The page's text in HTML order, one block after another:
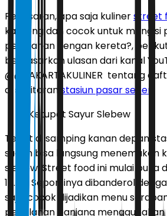
Penasaran, apa saja kulinerstreet
kantong dan cocok untuk mengisi
perjalanan dengan kereta?,
berdasarkan ulasan dari kanal
@@JAKARTAKULINER tentang
di sekitaran stasiun pasar senen
Ketupat Sayur Slebew
Tepat di samping kanan depan
sudah bisa langsung menemukan
slebew. Street food ini mulai buka
10.00. Seporsinya dibanderol
saja, cocok dijadikan menu
perjalanan panjang